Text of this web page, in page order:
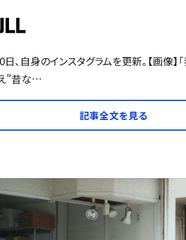
、自身のインスタグラムを更新。【画像】
え"昔な…
記事全文を見る